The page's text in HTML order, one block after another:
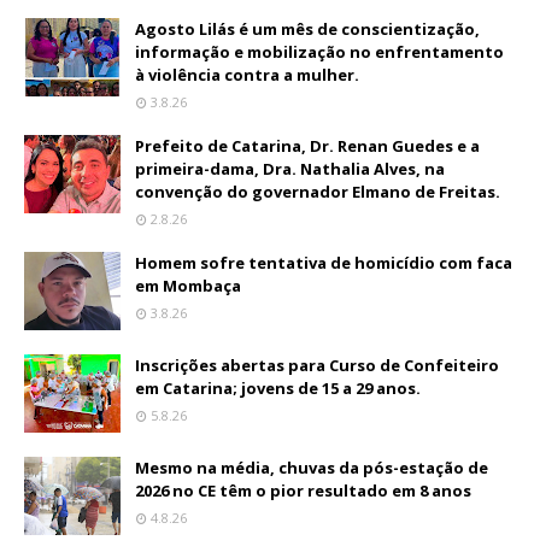
Agosto Lilás é um mês de conscientização,
informação e mobilização no enfrentamento
à violência contra a mulher.
3.8.26
Prefeito de Catarina, Dr. Renan Guedes e a
primeira-dama, Dra. Nathalia Alves, na
convenção do governador Elmano de Freitas.
2.8.26
Homem sofre tentativa de homicídio com faca
em Mombaça
3.8.26
Inscrições abertas para Curso de Confeiteiro
em Catarina; jovens de 15 a 29 anos.
5.8.26
Mesmo na média, chuvas da pós-estação de
2026 no CE têm o pior resultado em 8 anos
4.8.26